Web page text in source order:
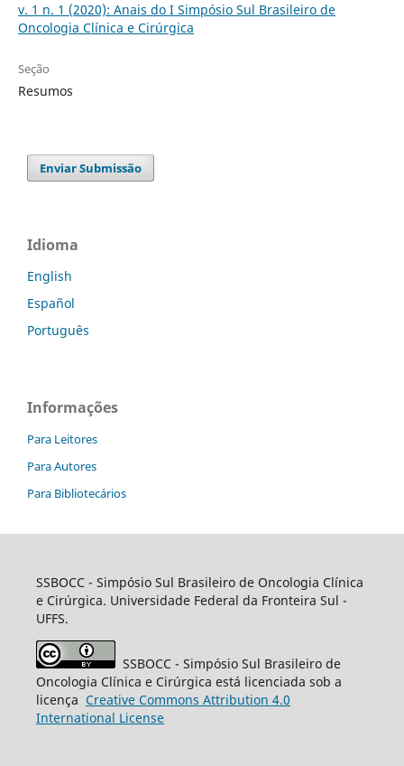
v. 1 n. 1 (2020): Anais do I Simpósio Sul Brasileiro de
Oncologia Clínica e Cirúrgica
Seção
Resumos
Enviar Submissão
Idioma
English
Español
Português
Informações
Para Leitores
Para Autores
Para Bibliotecários
SSBOCC - Simpósio Sul Brasileiro de Oncologia Clínica
e Cirúrgica. Universidade Federal da Fronteira Sul -
UFFS.
SSBOCC - Simpósio Sul Brasileiro de
Oncologia Clínica e Cirúrgica está licenciada sob a
licença Creative Commons Attribution 4.0
International License